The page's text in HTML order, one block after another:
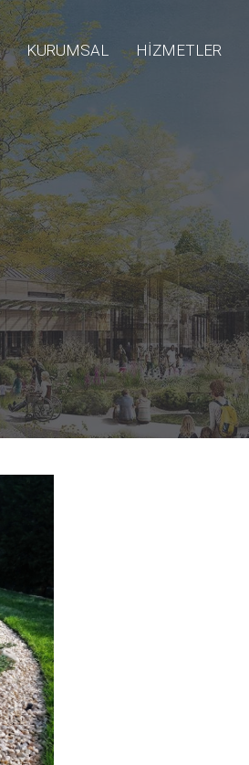
KURUMSAL HİZMETLER